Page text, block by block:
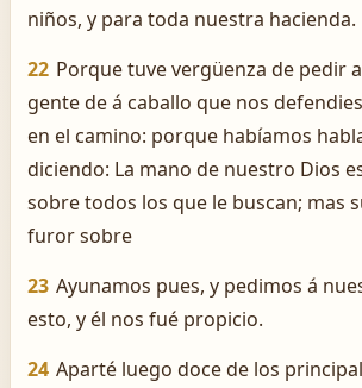
niños, y para toda nuestra hacienda.
22 Porque tuve vergüenza de pedir
gente de á caballo que nos
en el camino: porque habíamos
diciendo: La mano de nuestro Dios
sobre todos los que le buscan; mas
furor sobre
23 Ayunamos pues, y pedimos á
esto, y él nos fué propicio.
24 Aparté luego doce de los